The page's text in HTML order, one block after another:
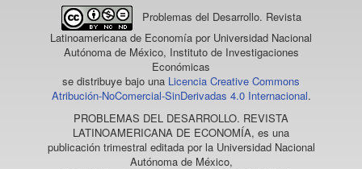
Problemas del Desarrollo. Revista
Latinoamericana de Economía por Universidad Nacional
Autónoma de México, Instituto de Investigaciones
Económicas
se distribuye bajo una Licencia Creative Commons
Atribución-NoComercial-SinDerivadas 4.0 Internacional.
PROBLEMAS DEL DESARROLLO. REVISTA
LATINOAMERICANA DE ECONOMÍA, es una
publicación trimestral editada por la Universidad Nacional
Autónoma de México,